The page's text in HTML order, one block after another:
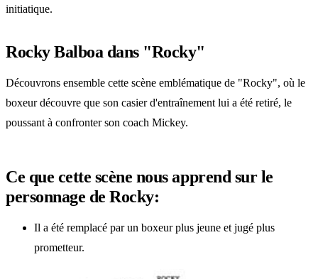
initiatique.
Rocky Balboa dans "Rocky"
Découvrons ensemble cette scène emblématique de "Rocky", où le
boxeur découvre que son casier d'entraînement lui a été retiré, le
poussant à confronter son coach Mickey.
Ce que cette scène nous apprend sur le
personnage de Rocky:
Il a été remplacé par un boxeur plus jeune et jugé plus
prometteur.